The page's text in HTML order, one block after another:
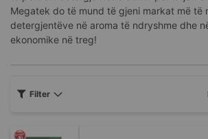
Megatek do të mund të gjeni markat më të
detergjentëve në aroma të ndryshme dhe
ekonomike në treg!
Filter